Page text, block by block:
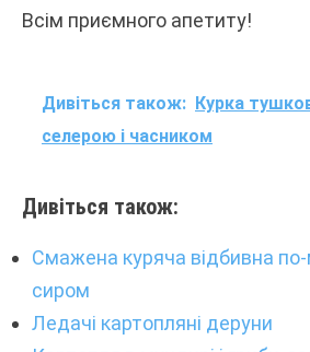
Всім приємного апетиту!
Дивіться також: Курка
селерою і часником
Дивіться також:
Смажена куряча відбивна по-
сиром
Ледачі картопляні деруни